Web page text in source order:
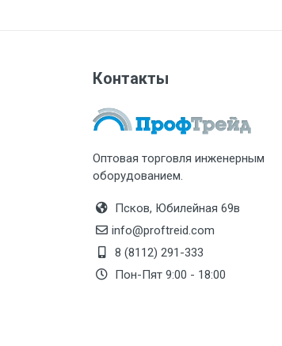
Контакты
Оптовая торговля инженерным
оборудованием.
Псков, Юбилейная 69в
info@proftreid.com
8 (8112) 291-333
Пон-Пят 9:00 - 18:00